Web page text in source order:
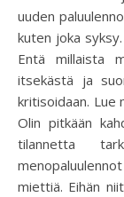
uuden
kuten joka
Entä millaista
itsekästä ja
kritisoidaan. Lue
Olin pitkään
tilannetta
miettiä. Eihän